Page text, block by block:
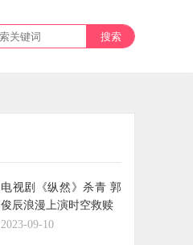
电视剧《纵然》杀青 郭
俊辰浪漫上演时空救赎
2023-09-10